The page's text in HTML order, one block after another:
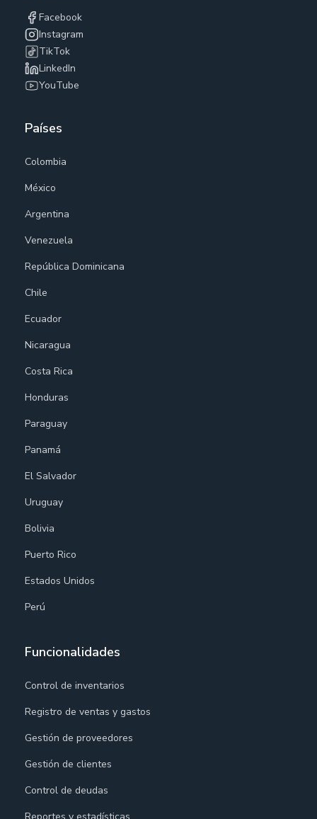
Facebook
Instagram
TikTok
LinkedIn
YouTube
Países
Colombia
México
Argentina
Venezuela
República Dominicana
Chile
Ecuador
Nicaragua
Costa Rica
Honduras
Paraguay
Panamá
El Salvador
Uruguay
Bolivia
Puerto Rico
Estados Unidos
Perú
Funcionalidades
Control de inventarios
Registro de ventas y gastos
Gestión de proveedores
Gestión de clientes
Control de deudas
Reportes y estadísticas